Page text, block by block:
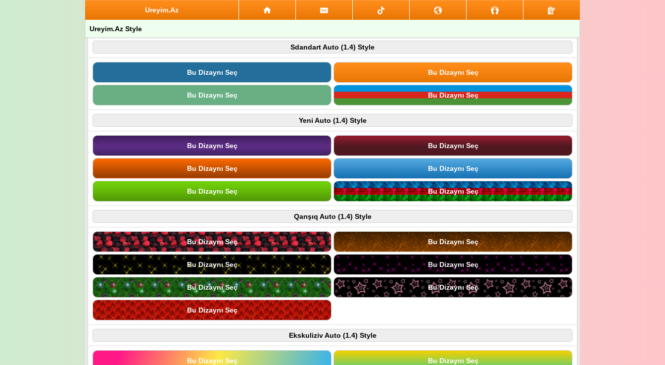
Ureyim.Az
Ureyim.Az Style
Sdandart Auto (1.4) Style
Bu Dizaynı Seç Bu Dizaynı Seç
Bu Dizaynı Seç Bu Dizaynı Seç
Yeni Auto (1.4) Style
Bu Dizaynı Seç Bu Dizaynı Seç
Bu Dizaynı Seç Bu Dizaynı Seç
Bu Dizaynı Seç Bu Dizaynı Seç
Qarışıq Auto (1.4) Style
Bu Dizaynı Seç Bu Dizaynı Seç
Bu Dizaynı Seç Bu Dizaynı Seç
Bu Dizaynı Seç Bu Dizaynı Seç
Bu Dizaynı Seç
Ekskuliziv Auto (1.4) Style
Bu Dizaynı Seç Bu Dizaynı Seç